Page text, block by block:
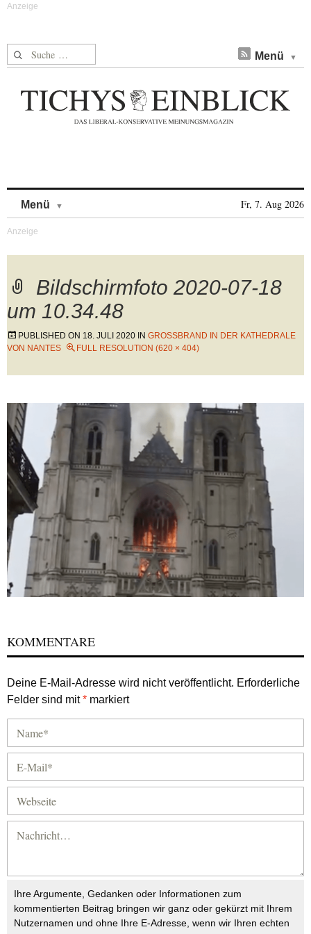
Suche nach: Menü
Menü Fr, 7. Aug 2026
Bildschirmfoto 2020-07-18
um 10.34.48
PUBLISHED ON 18. JULI 2020 IN GROSSBRAND IN DER KATHEDRALE V
ON NANTES
FULL RESOLUTION (620 × 404)
KOMMENTARE
Deine E-Mail-Adresse wird nicht veröffentlicht. Erforderliche
Felder sind mit* markiert
Ihre Argumente, Gedanken oder Informationen zum
kommentierten Beitrag bringen wir ganz oder gekürzt mit Ihrem
Nutzernamen und ohne Ihre E-Adresse, wenn wir Ihren echten